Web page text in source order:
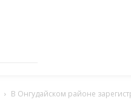
В Онгудайском районе